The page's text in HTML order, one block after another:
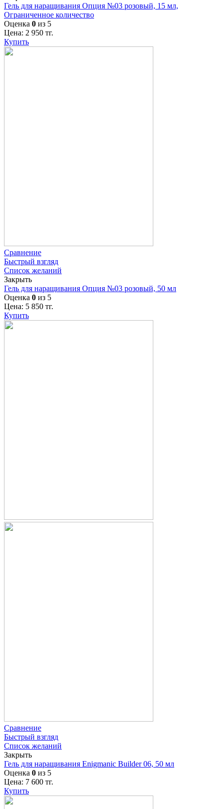
Гель для наращивания Опция №03 розовый, 15 мл,
Ограниченное количество
Оценка 0 из 5
Цена: 2 950 тг.
Купить
Сравнение
Быстрый взгляд
Список желаний
Закрыть
Гель для наращивания Опция №03 розовый, 50 мл
Оценка 0 из 5
Цена: 5 850 тг.
Купить
Сравнение
Быстрый взгляд
Список желаний
Закрыть
Гель для наращивания Enigmanic Builder 06, 50 мл
Оценка 0 из 5
Цена: 7 600 тг.
Купить